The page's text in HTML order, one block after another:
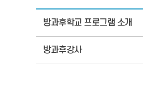
방과후학교 프로그램 소개
방과후강사